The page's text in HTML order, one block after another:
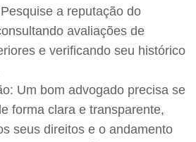
a reputação do
avaliações de
e verificando seu histórico
Um bom advogado precisa se
forma clara e transparente,
seus direitos e o andamento